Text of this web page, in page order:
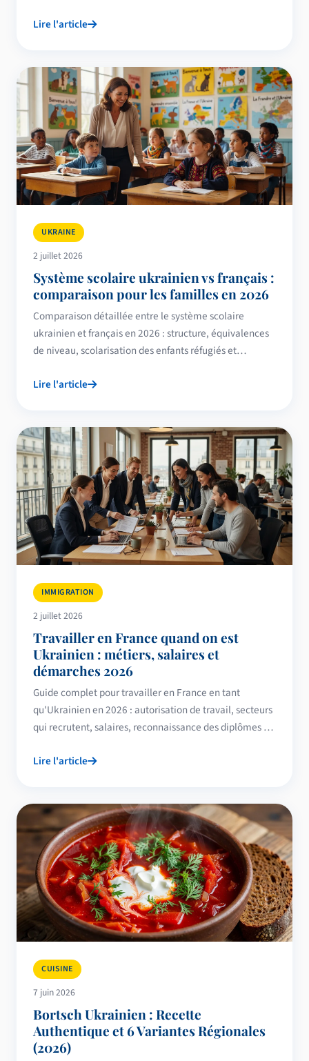
Lire l'article
UKRAINE
2 juillet 2026
Système scolaire ukrainien vs français :
comparaison pour les familles en 2026
Comparaison détaillée entre le système scolaire
ukrainien et français en 2026 : structure, équivalences
de niveau, scolarisation des enfants réfugiés et
Lire l'article
IMMIGRATION
2 juillet 2026
Travailler en France quand on est
Ukrainien : métiers, salaires et
démarches 2026
Guide complet pour travailler en France en tant
qu'Ukrainien en 2026 : autorisation de travail, secteurs
qui recrutent, salaires, reconnaissance des diplômes et
Lire l'article
CUISINE
7 juin 2026
Bortsch Ukrainien : Recette
Authentique et 6 Variantes Régionales
(2026)